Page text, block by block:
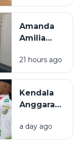
Besar pada
Raka Raki
Jatim 2026
Amanda
Amilia
Medali
Emas KSPI,
Nama
Sampang
Nasional
21 hours ago
Kendala
Anggaran,
Paskibraka
Sampang
a day ago